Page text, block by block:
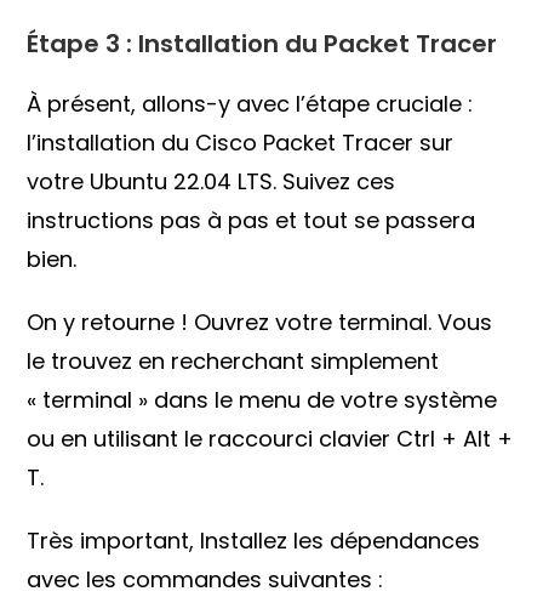
Étape 3 : Installation du Packet Tracer
À présent, allons-y avec l’étape cruciale :
l’installation du Cisco Packet Tracer sur
votre Ubuntu 22.04 LTS. Suivez ces
instructions pas à pas et tout se passera
bien.
On y retourne ! Ouvrez votre terminal. Vous
le trouvez en recherchant simplement
« terminal » dans le menu de votre système
ou en utilisant le raccourci clavier Ctrl + Alt +
T.
Très important, Installez les dépendances
avec les commandes suivantes :